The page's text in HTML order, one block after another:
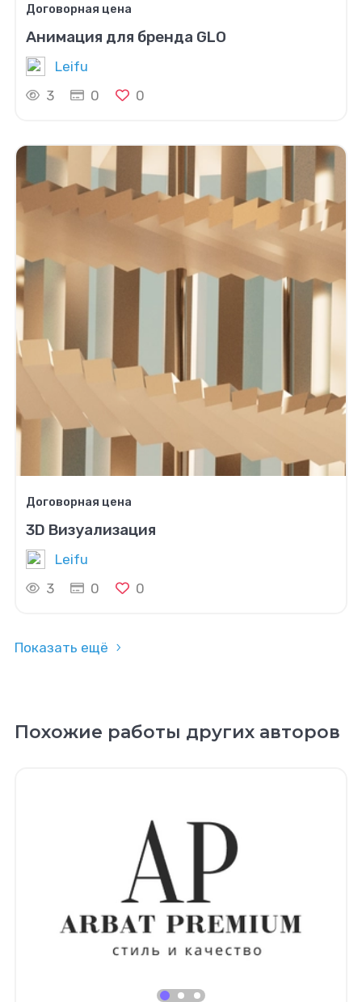
Договорная цена
Анимация для бренда GLO
Leifu
3
0 0
Договорная цена
3D Визуализация
Leifu
3
0 0
Показать ещё
Похожие работы других авторов